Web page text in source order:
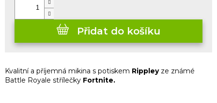
Přidat do košíku
Kvalitní a příjemná mikina s potiskem Rippley ze známé
Battle Royale střílečky Fortnite.